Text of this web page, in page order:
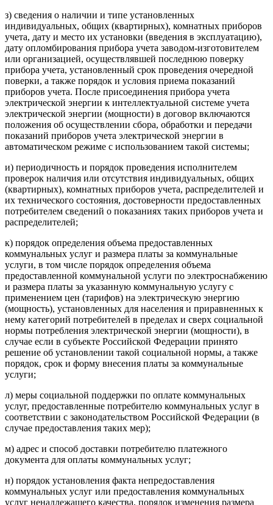
з) сведения о наличии и типе установленных
индивидуальных, общих (квартирных), комнатных приборов
учета, дату и место их установки (введения в эксплуатацию),
дату опломбирования прибора учета заводом-изготовителем
или организацией, осуществлявшей последнюю поверку
прибора учета, установленный срок проведения очередной
поверки, а также порядок и условия приема показаний
приборов учета. После присоединения прибора учета
электрической энергии к интеллектуальной системе учета
электрической энергии (мощности) в договор включаются
положения об осуществлении сбора, обработки и передачи
показаний приборов учета электрической энергии в
автоматическом режиме с использованием такой системы;
и) периодичность и порядок проведения исполнителем
проверок наличия или отсутствия индивидуальных, общих
(квартирных), комнатных приборов учета, распределителей и
их технического состояния, достоверности предоставленных
потребителем сведений о показаниях таких приборов учета и
распределителей;
к) порядок определения объема предоставленных
коммунальных услуг и размера платы за коммунальные
услуги, в том числе порядок определения объема
предоставленной коммунальной услуги по электроснабжению
и размера платы за указанную коммунальную услугу с
применением цен (тарифов) на электрическую энергию
(мощность), установленных для населения и приравненных к
нему категорий потребителей в пределах и сверх социальной
нормы потребления электрической энергии (мощности), в
случае если в субъекте Российской Федерации принято
решение об установлении такой социальной нормы, а также
порядок, срок и форму внесения платы за коммунальные
услуги;
л) меры социальной поддержки по оплате коммунальных
услуг, предоставленные потребителю коммунальных услуг в
соответствии с законодательством Российской Федерации (в
случае предоставления таких мер);
м) адрес и способ доставки потребителю платежного
документа для оплаты коммунальных услуг;
н) порядок установления факта непредоставления
коммунальных услуг или предоставления коммунальных
услуг ненадлежащего качества, порядок изменения размера